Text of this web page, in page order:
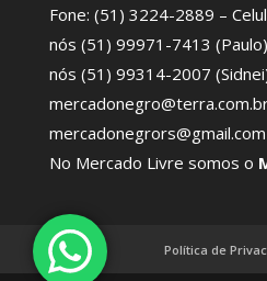
Fone: (51) 3224-2889 –
nós (51) 99971-7413
nós (51) 99314-2007
mercadonegrors@gmail.com
No Mercado Livre somos o
Política de